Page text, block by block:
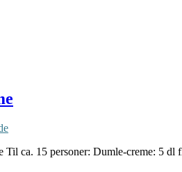
ca. 15 personer: Dumle-creme: 5